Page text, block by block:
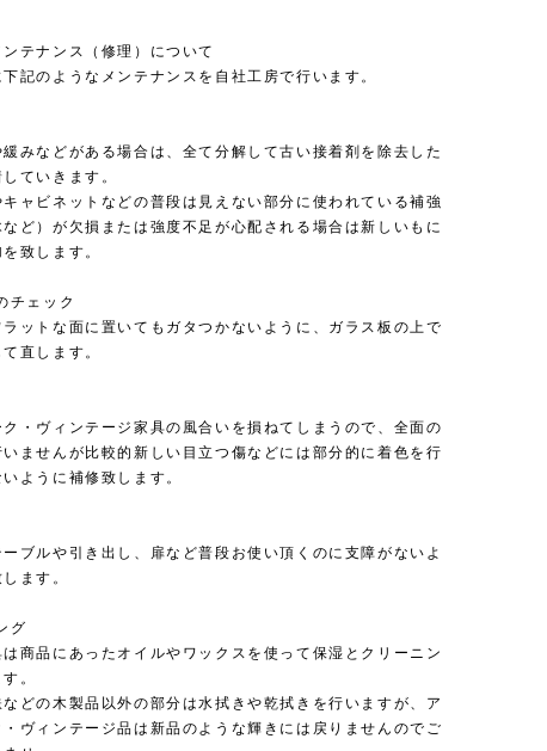
テナンス（修理）について
記のようなメンテナンスを自社工房で行います。
緩みなどがある場合は、全て分解して古い接着剤を除去した
ていきます。
ャビネットなどの普段は見えない部分に使われている補強
ど）が欠損または強度不足が心配される場合は新しいもに
致します。
チェック
ラットな面に置いてもガタつかないように、ガラス板の上で
直します。
ク・ヴィンテージ家具の風合いを損ねてしまうので、全面の
ませんが比較的新しい目立つ傷などには部分的に着色を行
ように補修致します。
ブルや引き出し、扉など普段お使い頂くのに支障がないよ
ます。
グ
商品にあったオイルやワックスを使って保湿とクリーニン
。
などの木製品以外の部分は水拭きや乾拭きを行いますが、ア
・ヴィンテージ品は新品のような輝きには戻りませんのでご